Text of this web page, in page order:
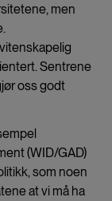
men
Sentrene
oss godt
(WID/GAD)
som noen
at vi må ha